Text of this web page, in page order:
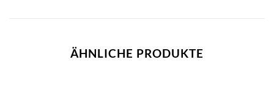
ÄHNLICHE PRODUKTE